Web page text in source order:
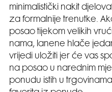
minimalistički nakit
za formalnije trenutke.
posao tijekom velikih
nama, lanene hlače
vrijedi uložiti jer će vas
na posao u narednim
ponudu istih u